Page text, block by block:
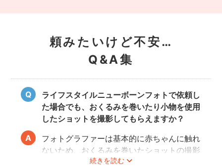
頼みたいけど不安…
Q&A集
ライフスタイルニューボーンフォトで依頼し
た場合でも、おくるみを巻いたり小物を使用
したショットを撮影してもらえますか？
続きを読む
フォトグラファーは基本的に赤ちゃんに触れ
ないため、おくるみを巻いたショットの撮影
は実施いたしません。また、小物について